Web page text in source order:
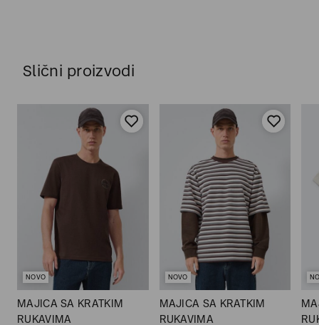
Slični proizvodi
NOVO
MAJICA SA KRATKIM
RUKAVIMA
NOVO
MAJICA SA KRATKIM
RUKAVIMA